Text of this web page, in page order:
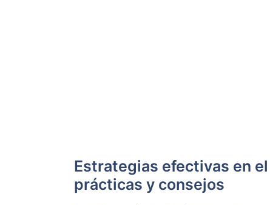
Estrategias efectivas en
prácticas y consejos